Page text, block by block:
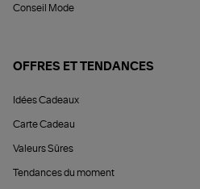
Conseil Mode
OFFRES ET TENDANCES
Idées Cadeaux
Carte Cadeau
Valeurs Sûres
Tendances du moment